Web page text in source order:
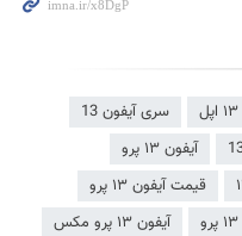
سری آیفون 13
آیفون ۱۳ پرو
قیمت آیفون ۱۳ پرو
آیفون ۱۳ پرو مکس